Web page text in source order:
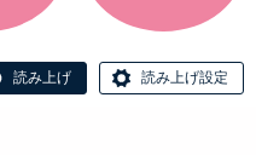
読み上げ 読み上げ設定